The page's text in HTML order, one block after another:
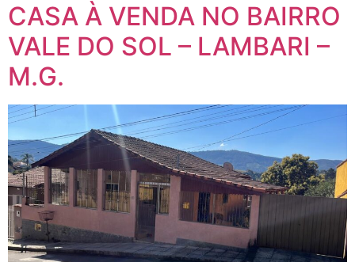
CASA À VENDA NO BAIRRO
VALE DO SOL – LAMBARI –
M.G.